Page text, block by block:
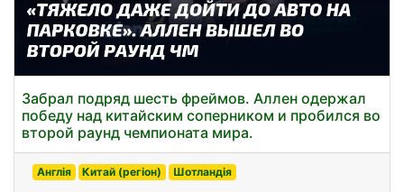
Забрал подряд шесть фреймов. Аллен одержал
победу над китайским соперником и пробился во
второй раунд чемпионата мира.
Англія Китай (регіон) Шотландія